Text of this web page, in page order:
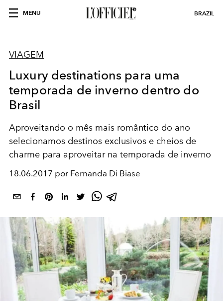
MENU BRAZIL
VIAGEM
Luxury destinations para uma
temporada de inverno dentro do
Brasil
Aproveitando o mês mais romântico do ano
selecionamos destinos exclusivos e cheios de
charme para aproveitar na temporada de inverno
18.06.2017 por Fernanda Di Biase